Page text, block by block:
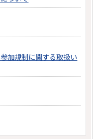
加規制に関する取扱い